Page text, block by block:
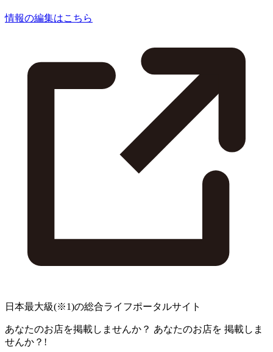
情報の編集はこちら
日本最大級(※1)の総合ライフポータルサイト
あなたのお店を掲載しませんか？ あなたのお店を 掲載しま
せんか？!